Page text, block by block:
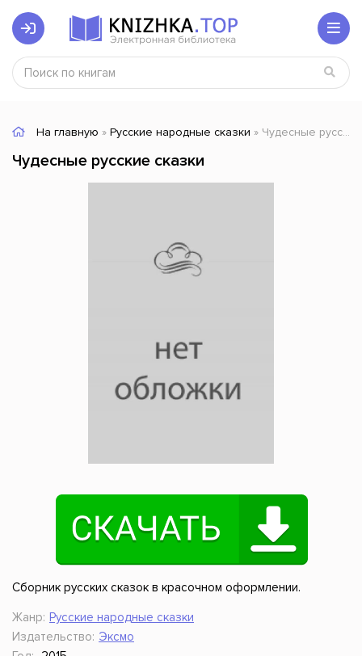
На главную » Русские народные сказки » Чудесные русские сказки
Чудесные русские сказки
Сборник русских сказок в красочном оформлении.
Жанр: Русские народные сказки
Издательство: Эксмо